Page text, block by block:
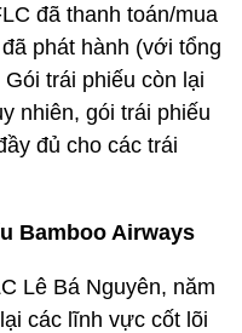
đã thanh toán/mua
phát hành (với tổng
trái phiếu còn lại
nhiên, gói trái phiếu
đủ cho các trái
Bamboo Airways
Lê Bá Nguyên, năm
các lĩnh vực cốt lõi